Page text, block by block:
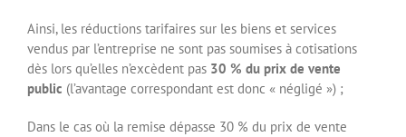
Ainsi, les réductions tarifaires sur les biens et services
vendus par l’entreprise ne sont pas soumises à cotisations
dès lors qu’elles n’excèdent pas 30 % du prix de vente
public (l’avantage correspondant est donc « négligé ») ;
Dans le cas où la remise dépasse 30 % du prix de vente